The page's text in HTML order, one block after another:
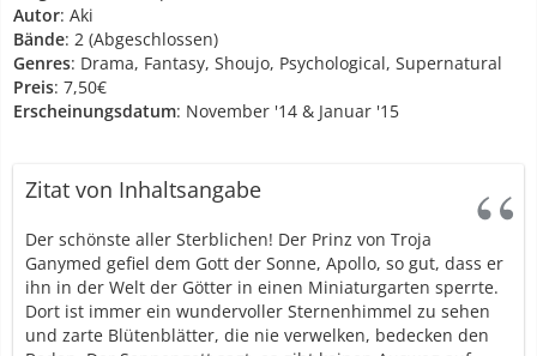
Autor: Aki
Bände: 2 (Abgeschlossen)
Genres: Drama, Fantasy, Shoujo, Psychological, Supernatural
Preis: 7,50€
Erscheinungsdatum: November '14 & Januar '15
Zitat von Inhaltsangabe
Der schönste aller Sterblichen! Der Prinz von Troja
Ganymed gefiel dem Gott der Sonne, Apollo, so gut, dass er
ihn in der Welt der Götter in einen Miniaturgarten sperrte.
Dort ist immer ein wundervoller Sternenhimmel zu sehen
und zarte Blütenblätter, die nie verwelken, bedecken den